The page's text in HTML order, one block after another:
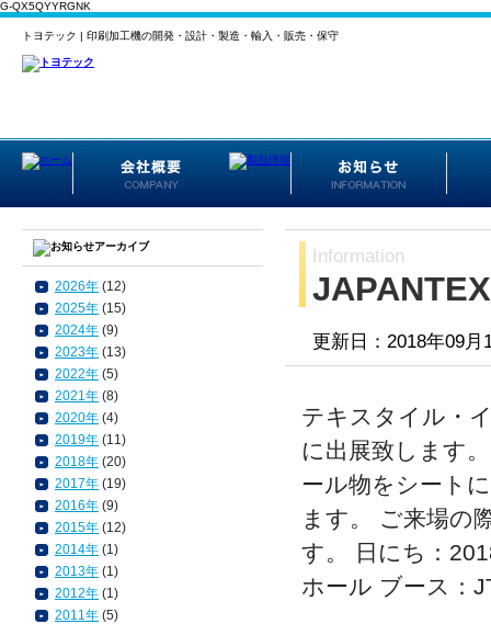
G-QX5QYYRGNK
トヨテック | 印刷加工機の開発・設計・製造・輸入・販売・保守
Information
更新日：2018年09月
テキスタイル・
に出展致します
ール物をシート
ます。 ご来場の
す。 日にち：
ホール ブース：
2026年 (12)
2025年 (15)
2024年 (9)
2023年 (13)
2022年 (5)
2021年 (8)
2020年 (4)
2019年 (11)
2018年 (20)
2017年 (19)
2016年 (9)
2015年 (12)
2014年 (1)
2013年 (1)
2012年 (1)
2011年 (5)